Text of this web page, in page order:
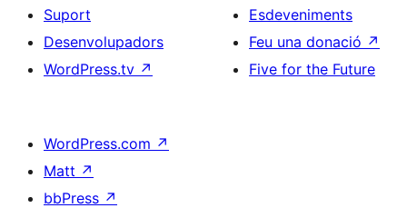
Suport
Desenvolupadors
WordPress.tv ↗
Esdeveniments
Feu una donació ↗
Five for the Future
WordPress.com ↗
Matt ↗
bbPress ↗